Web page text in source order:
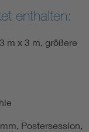
enthalten:
m x 3 m, größere
Postersession,